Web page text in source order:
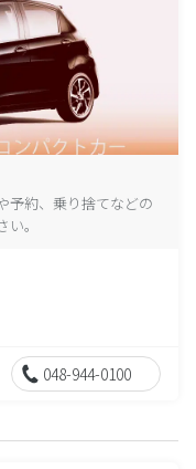
予約、乗り捨てなどの
。
048-944-0100